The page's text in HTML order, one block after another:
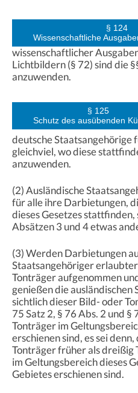
§ 124
Wissenschaftliche
wissenschaftlicher
Lichtbildern (§ 72) sind die
anzuwenden.
§ 125
Schutz des ausübenden
deutsche Staatsangehörige
gleichviel, wo diese
anzuwenden.
(2) Ausländische
für alle ihre Darbietungen,
dieses Gesetzes
Absätzen 3 und 4 etwas
(3) Werden Darbietungen
Staatsangehöriger
Tonträger aufgenommen
genießen die ausländischen
sichtlich dieser Bild- oder
75 Satz 2, § 76 Abs. 2 und
Tonträger im
erschienen sind, es sei
Tonträger früher als dreißig
im Geltungsbereich dieses
Gebietes erschienen sind.